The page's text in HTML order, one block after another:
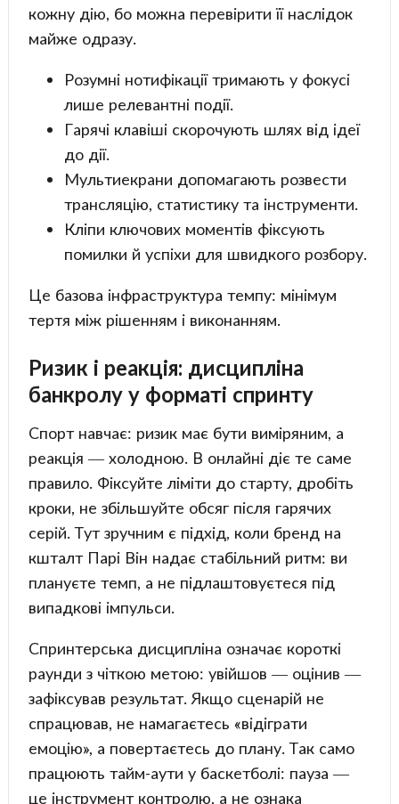
кожну дію, бо можна перевірити її наслідок
майже одразу.
Розумні нотифікації тримають у фокусі
лише релевантні події.
Гарячі клавіші скорочують шлях від ідеї
до дії.
Мультиекрани допомагають розвести
трансляцію, статистику та інструменти.
Кліпи ключових моментів фіксують
помилки й успіхи для швидкого розбору.
Це базова інфраструктура темпу: мінімум
тертя між рішенням і виконанням.
Ризик і реакція: дисципліна
банкролу у форматі спринту
Спорт навчає: ризик має бути виміряним, а
реакція — холодною. В онлайні діє те саме
правило. Фіксуйте ліміти до старту, дробіть
кроки, не збільшуйте обсяг після гарячих
серій. Тут зручним є підхід, коли бренд на
кшталт Парі Він надає стабільний ритм: ви
плануєте темп, а не підлаштовуєтеся під
випадкові імпульси.
Спринтерська дисципліна означає короткі
раунди з чіткою метою: увійшов — оцінив —
зафіксував результат. Якщо сценарій не
спрацював, не намагаєтесь «відіграти
емоцію», а повертаєтесь до плану. Так само
працюють тайм-аути у баскетболі: пауза —
це інструмент контролю, а не ознака